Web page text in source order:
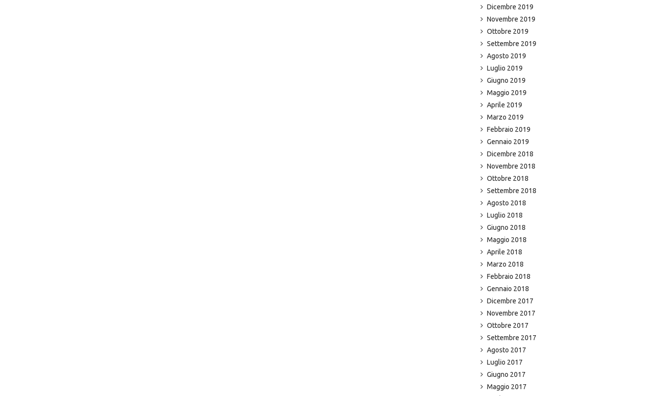
Dicembre 2019
Novembre 2019
Ottobre 2019
Settembre 2019
Agosto 2019
Luglio 2019
Giugno 2019
Maggio 2019
Aprile 2019
Marzo 2019
Febbraio 2019
Gennaio 2019
Dicembre 2018
Novembre 2018
Ottobre 2018
Settembre 2018
Agosto 2018
Luglio 2018
Giugno 2018
Maggio 2018
Aprile 2018
Marzo 2018
Febbraio 2018
Gennaio 2018
Dicembre 2017
Novembre 2017
Ottobre 2017
Settembre 2017
Agosto 2017
Luglio 2017
Giugno 2017
Maggio 2017